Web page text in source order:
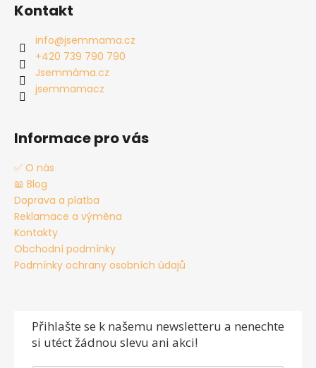
Kontakt
info@jsemmama.cz
+420 739 790 790
Jsemmáma.cz
jsemmamacz
Informace pro vás
✅ O nás
📖 Blog
Doprava a platba
Reklamace a výměna
Kontakty
Obchodní podmínky
Podmínky ochrany osobních údajů
Přihlašte se k našemu newsletteru a nenechte
si utéct žádnou slevu ani akci!